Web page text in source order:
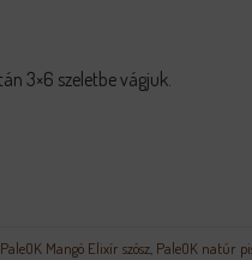
3×6 szeletbe vágjuk.
PaleOK Mangó Elixír szósz, PaleOK natúr